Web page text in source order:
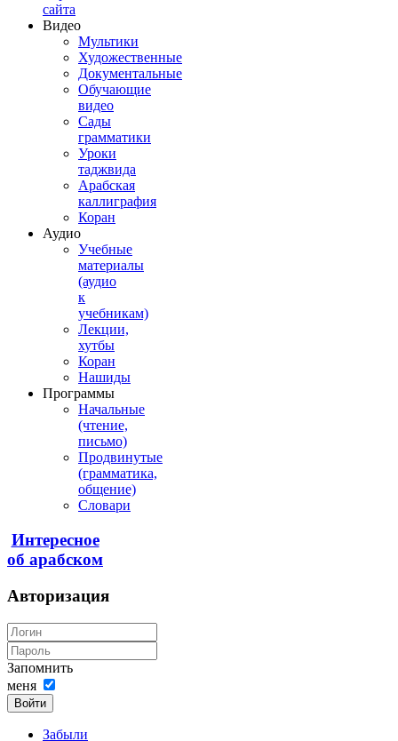
сайта
Видео
Мультики
Художественные
Документальные
Обучающие
видео
Сады
грамматики
Уроки
таджвида
Арабская
каллиграфия
Коран
Аудио
Учебные
материалы
(аудио
к
учебникам)
Лекции,
хутбы
Коран
Нашиды
Программы
Начальные
(чтение,
письмо)
Продвинутые
(грамматика,
общение)
Словари
Интересное
об арабском
Авторизация
Запомнить
меня
Войти
Забыли